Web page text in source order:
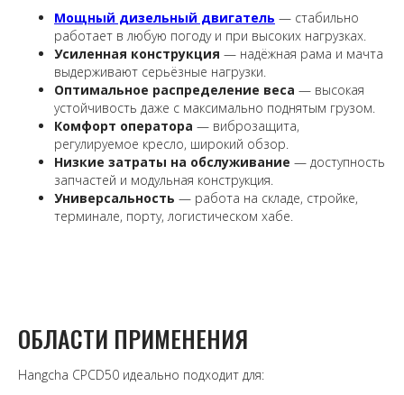
Мощный дизельный двигатель — стабильно
работает в любую погоду и при высоких нагрузках.
Усиленная конструкция — надёжная рама и мачта
выдерживают серьёзные нагрузки.
Оптимальное распределение веса — высокая
устойчивость даже с максимально поднятым грузом.
Комфорт оператора — виброзащита,
регулируемое кресло, широкий обзор.
Низкие затраты на обслуживание — доступность
запчастей и модульная конструкция.
Универсальность — работа на складе, стройке,
терминале, порту, логистическом хабе.
ОБЛАСТИ ПРИМЕНЕНИЯ
Hangcha CPCD50 идеально подходит для: